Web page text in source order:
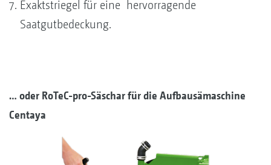
Exaktstriegel für eine hervorragende
Saatgutbedeckung.
… oder RoTeC-pro-Säschar für die Aufbausämaschine
Centaya